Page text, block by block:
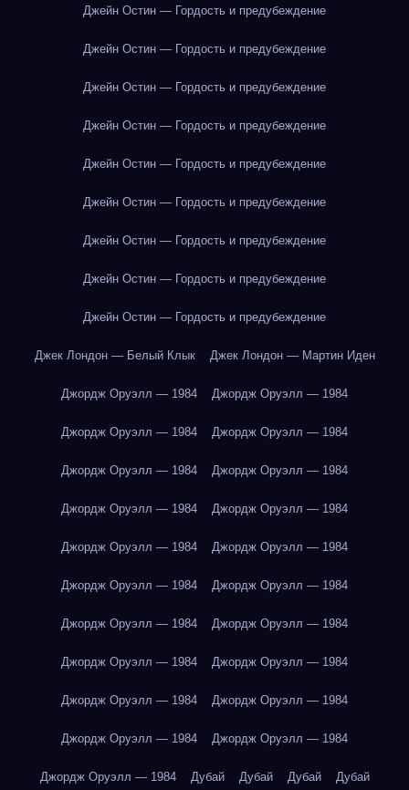
Джейн Остин — Гордость и предубеждение
Джейн Остин — Гордость и предубеждение
Джейн Остин — Гордость и предубеждение
Джейн Остин — Гордость и предубеждение
Джейн Остин — Гордость и предубеждение
Джейн Остин — Гордость и предубеждение
Джейн Остин — Гордость и предубеждение
Джейн Остин — Гордость и предубеждение
Джейн Остин — Гордость и предубеждение
Джек Лондон — Белый Клык Джек Лондон — Мартин Иден
Джордж Оруэлл — 1984 Джордж Оруэлл — 1984
Джордж Оруэлл — 1984 Джордж Оруэлл — 1984
Джордж Оруэлл — 1984 Джордж Оруэлл — 1984
Джордж Оруэлл — 1984 Джордж Оруэлл — 1984
Джордж Оруэлл — 1984 Джордж Оруэлл — 1984
Джордж Оруэлл — 1984 Джордж Оруэлл — 1984
Джордж Оруэлл — 1984 Джордж Оруэлл — 1984
Джордж Оруэлл — 1984 Джордж Оруэлл — 1984
Джордж Оруэлл — 1984 Джордж Оруэлл — 1984
Джордж Оруэлл — 1984 Джордж Оруэлл — 1984
Джордж Оруэлл — 1984 Дубай Дубай Дубай Дубай